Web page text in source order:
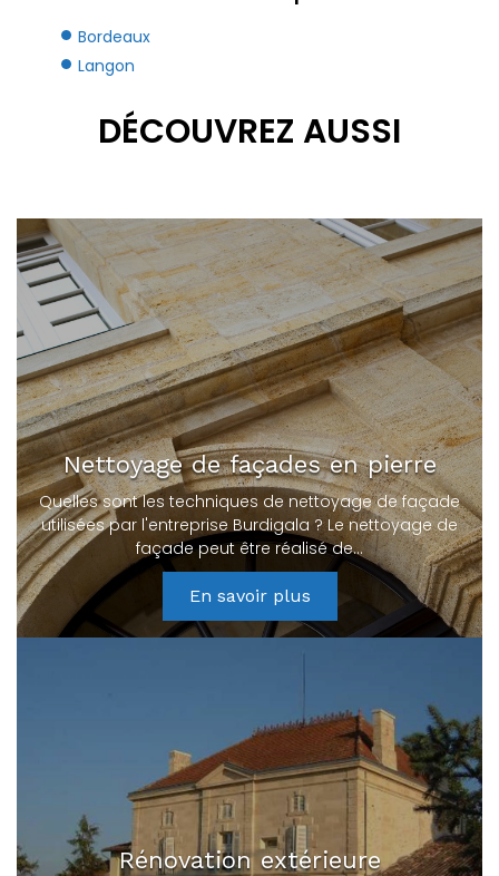
Bordeaux
Langon
DÉCOUVREZ AUSSI
Nettoyage de façades en pierre
Quelles sont les techniques de nettoyage de façade
utilisées par l'entreprise Burdigala ? Le nettoyage de
façade peut être réalisé de…
En savoir plus
Rénovation extérieure